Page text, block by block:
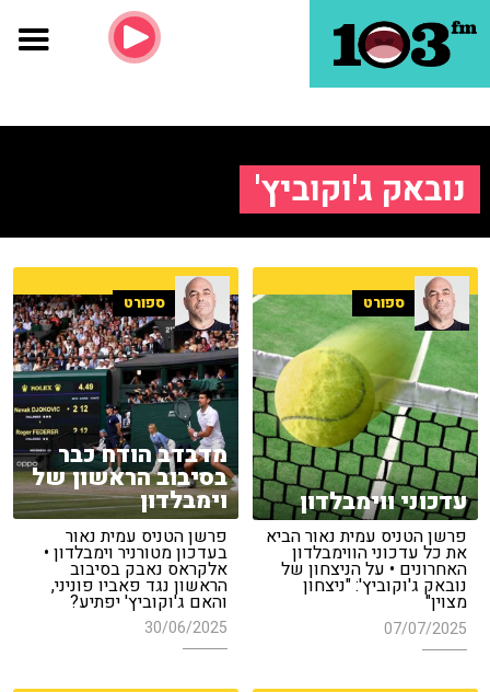
נובאק ג'וקוביץ'
ספורט
עדכוני ווימבלדון
פרשן הטניס עמית נאור הביא
את כל עדכוני הווימבלדון
האחרונים • על הניצחון של
נובאק ג'וקוביץ': "ניצחון
מצוין"
07/07/2025
ספורט
מדבדב הודח כבר
בסיבוב הראשון של
וימבלדון
פרשן הטניס עמית נאור
בעדכון מטורניר וימבלדון •
אלקראס נאבק בסיבוב
הראשון נגד פאביו פוניני,
והאם ג'וקוביץ' יפתיע?
30/06/2025